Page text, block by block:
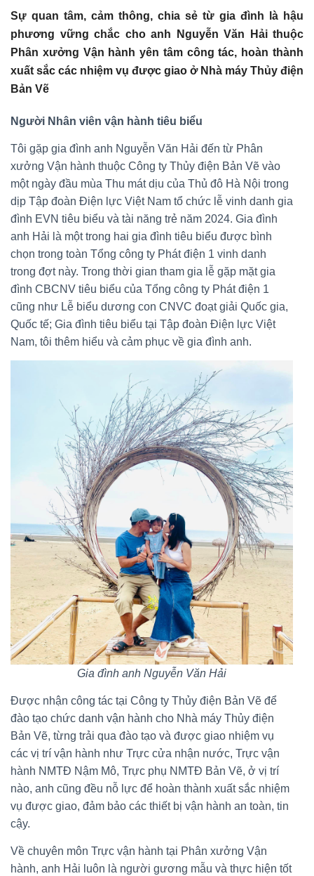
Sự quan tâm, cảm thông, chia sẻ từ gia đình là hậu
phương vững chắc cho anh Nguyễn Văn Hải thuộc
Phân xưởng Vận hành yên tâm công tác, hoàn thành
xuất sắc các nhiệm vụ được giao ở Nhà máy Thủy điện
Bản Vẽ
Người Nhân viên vận hành tiêu biểu
Tôi gặp gia đình anh Nguyễn Văn Hải đến từ Phân
xưởng Vận hành thuộc Công ty Thủy điện Bản Vẽ vào
một ngày đầu mùa Thu mát dịu của Thủ đô Hà Nội trong
dịp Tập đoàn Điện lực Việt Nam tổ chức lễ vinh danh gia
đình EVN tiêu biểu và tài năng trẻ năm 2024. Gia đình
anh Hải là một trong hai gia đình tiêu biểu được bình
chọn trong toàn Tổng công ty Phát điện 1 vinh danh
trong đợt này. Trong thời gian tham gia lễ gặp mặt gia
đình CBCNV tiêu biểu của Tổng công ty Phát điện 1
cũng như Lễ biểu dương con CNVC đoạt giải Quốc gia,
Quốc tế; Gia đình tiêu biểu tại Tập đoàn Điện lực Việt
Nam, tôi thêm hiểu và cảm phục về gia đình anh.
Gia đình anh Nguyễn Văn Hải
Được nhận công tác tại Công ty Thủy điện Bản Vẽ để
đào tạo chức danh vận hành cho Nhà máy Thủy điện
Bản Vẽ, từng trải qua đào tạo và được giao nhiệm vụ
các vị trí vận hành như Trực cửa nhận nước, Trực vận
hành NMTĐ Nậm Mô, Trực phụ NMTĐ Bản Vẽ, ở vị trí
nào, anh cũng đều nỗ lực để hoàn thành xuất sắc nhiệm
vụ được giao, đảm bảo các thiết bị vận hành an toàn, tin
cậy.
Về chuyên môn Trực vận hành tại Phân xưởng Vận
hành, anh Hải luôn là người gương mẫu và thực hiện tốt